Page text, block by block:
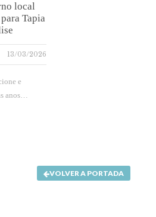
local
Tapia
13/03/2026
e
anos…
VOLVER A PORTADA